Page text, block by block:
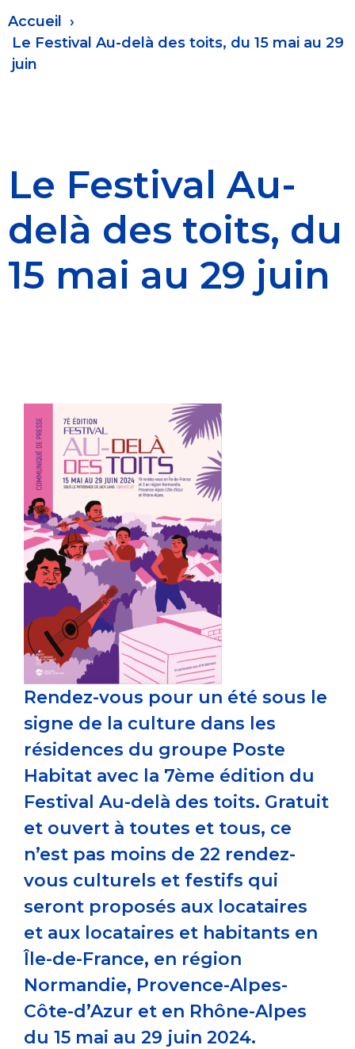
Fil
d'Ariane
Accueil
Le Festival Au-delà des toits, du 15 mai au 29
juin
Le Festival Au-
delà des toits, du
15 mai au 29 juin
Rendez-vous pour un été sous le
signe de la culture dans les
résidences du groupe Poste
Habitat avec la 7ème édition du
Festival Au-delà des toits. Gratuit
et ouvert à toutes et tous, ce
n’est pas moins de 22 rendez-
vous culturels et festifs qui
seront proposés aux locataires
et aux locataires et habitants en
Île-de-France, en région
Normandie, Provence-Alpes-
Côte-d’Azur et en Rhône-Alpes
du 15 mai au 29 juin 2024.